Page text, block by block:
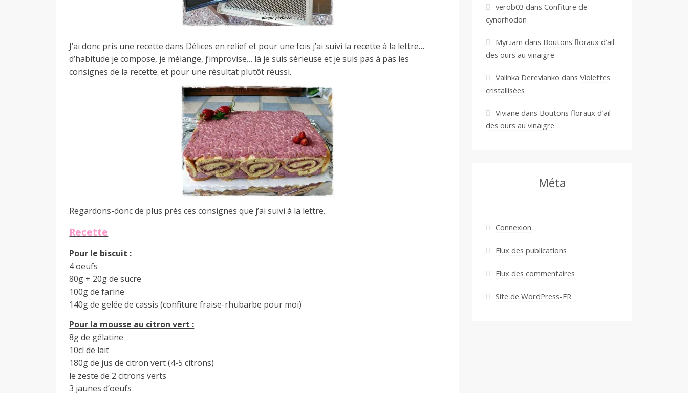
J’ai donc pris une recette dans Délices en relief et pour une fois j’ai suivi la recette à la lettre…
d’habitude je compose, je mélange, j’improvise… là je suis sérieuse et je suis pas à pas les
consignes de la recette. et pour une résultat plutôt réussi.
Regardons-donc de plus près ces consignes que j’ai suivi à la lettre.
Recette
Pour le biscuit :
4 oeufs
80g + 20g de sucre
100g de farine
140g de gelée de cassis (confiture fraise-rhubarbe pour moi)
Pour la mousse au citron vert :
8g de gélatine
10cl de lait
180g de jus de citron vert (4-5 citrons)
le zeste de 2 citrons verts
3 jaunes d’oeufs
verob03 dans Confiture de
cynorhodon
Myr.iam dans Boutons floraux d’ail
des ours au vinaigre
Valinka Derevianko dans Violettes
cristallisées
Viviane dans Boutons floraux d’ail
des ours au vinaigre
Méta
Connexion
Flux des publications
Flux des commentaires
Site de WordPress-FR